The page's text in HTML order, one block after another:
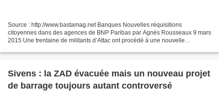
Source : http://www.bastamag.net Banques Nouvelles réquisitions
citoyennes dans des agences de BNP Paribas par Agnès Rousseaux 9 mars
2015 Une trentaine de militants d’Attac ont procédé à une nouvelle
Sivens : la ZAD évacuée mais un nouveau projet
de barrage toujours autant controversé